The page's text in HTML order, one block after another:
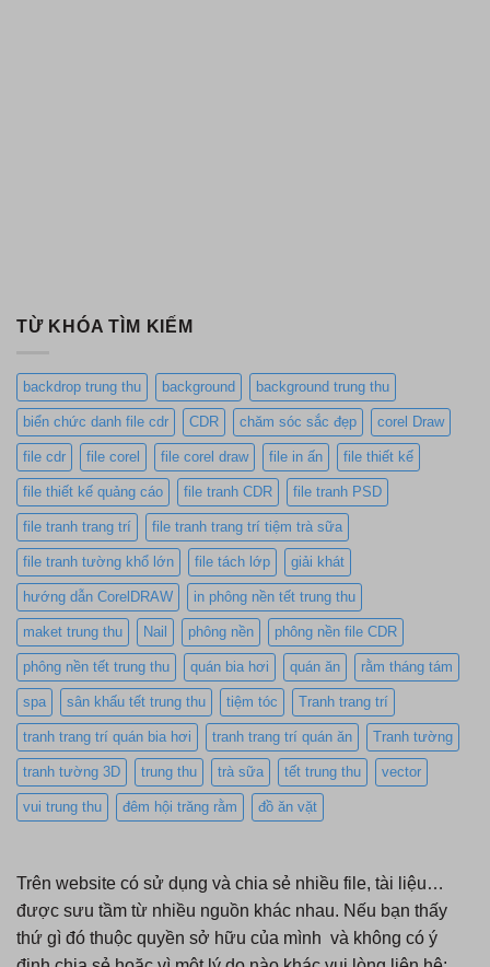
TỪ KHÓA TÌM KIẾM
backdrop trung thu background background trung thu
biển chức danh file cdr CDR chăm sóc sắc đẹp corel Draw
file cdr file corel file corel draw file in ấn file thiết kế
file thiết kế quảng cáo file tranh CDR file tranh PSD
file tranh trang trí file tranh trang trí tiệm trà sữa
file tranh tường khổ lớn file tách lớp giải khát
hướng dẫn CorelDRAW in phông nền tết trung thu
maket trung thu Nail phông nền phông nền file CDR
phông nền tết trung thu quán bia hơi quán ăn rằm tháng tám
spa sân khấu tết trung thu tiệm tóc Tranh trang trí
tranh trang trí quán bia hơi tranh trang trí quán ăn Tranh tường
tranh tường 3D trung thu trà sữa tết trung thu vector
vui trung thu đêm hội trăng rằm đồ ăn vặt
Trên website có sử dụng và chia sẻ nhiều file, tài liệu…
được sưu tầm từ nhiều nguồn khác nhau. Nếu bạn thấy
thứ gì đó thuộc quyền sở hữu của mình và không có ý